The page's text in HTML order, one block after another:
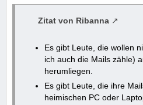
Zitat von Ribanna
Es gibt Leute, die wollen
ich auch die Mails zähle)
herumliegen.
Es gibt Leute, die ihre
heimischen PC oder